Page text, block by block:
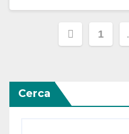
articoli
1
Cerca